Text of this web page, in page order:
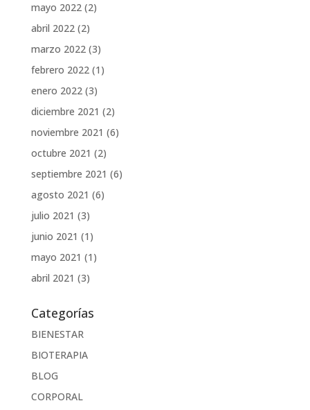
mayo 2022(2)
abril 2022(2)
marzo 2022(3)
febrero 2022(1)
enero 2022(3)
diciembre 2021 (2)
noviembre 2021 (6)
octubre 2021 (2)
septiembre 2021 (6)
agosto 2021 (6)
julio 2021 (3)
junio 2021 (1)
mayo 2021 (1)
abril 2021 (3)
Categorías
BIENESTAR
BIOTERAPIA
BLOG
CORPORAL